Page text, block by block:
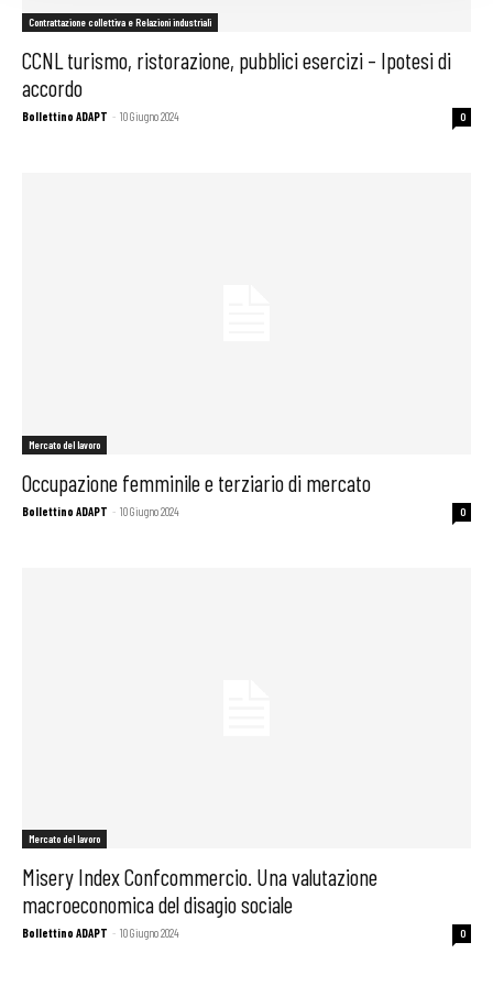
Contrattazione collettiva e Relazioni industriali
CCNL turismo, ristorazione, pubblici esercizi – Ipotesi di
accordo
Bollettino ADAPT - 10 Giugno 2024 0
Mercato del lavoro
Occupazione femminile e terziario di mercato
Bollettino ADAPT - 10 Giugno 2024 0
Mercato del lavoro
Misery Index Confcommercio. Una valutazione
macroeconomica del disagio sociale
Bollettino ADAPT - 10 Giugno 2024 0